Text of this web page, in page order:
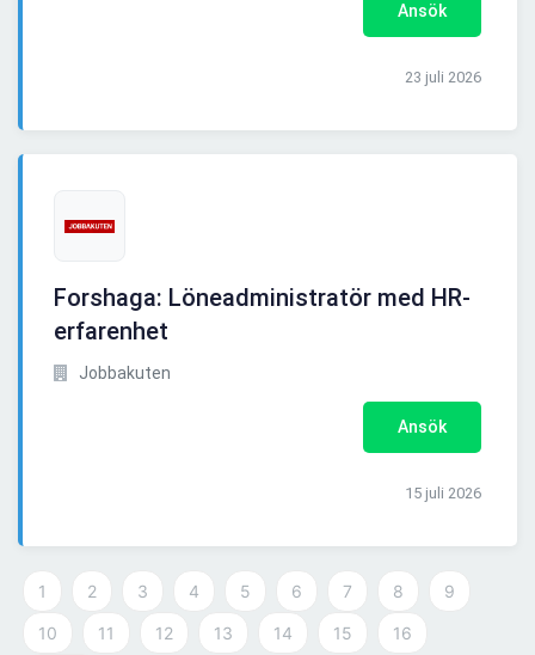
Ansök
23 juli 2026
Forshaga: Löneadministratör med HR-
erfarenhet
Jobbakuten
Ansök
15 juli 2026
1 2 3 4 5 6 7 8 9
10 11 12 13 14 15 16